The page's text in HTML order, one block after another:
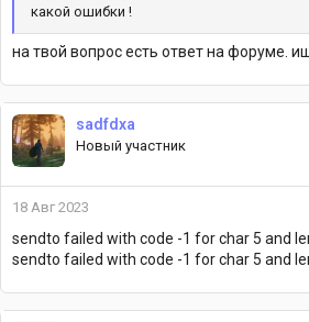
какой ошибки !
на твой вопрос есть ответ на форуме.
sadfdxa
Новый участник
18 Авг 2023
sendto failed with code -1 for char 5 and
sendto failed with code -1 for char 5 and